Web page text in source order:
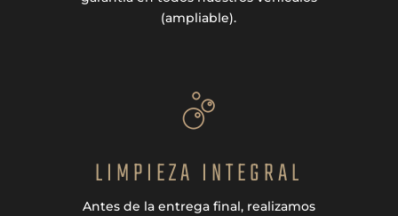
(ampliable).
LIMPIEZA INTEGRAL
Antes de la entrega final, realizamos